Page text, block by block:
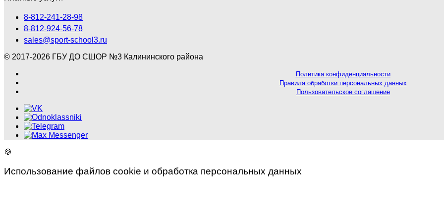
8-812-241-28-98
8-812-924-56-78
sales@sport-school3.ru
© 2017-2026 ГБУ ДО СШОР №3 Калининского района
Политика конфиденциальности
Правила обработки персональных данных
Пользовательское соглашение
🍪
Использование файлов cookie и обработка персональных данных